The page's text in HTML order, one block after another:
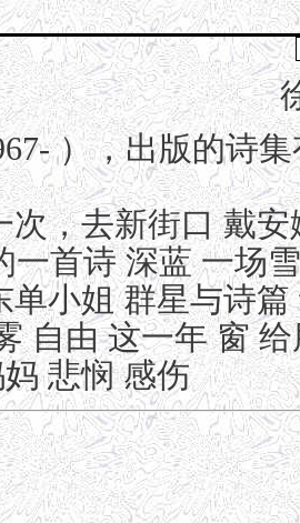
），出版的诗
次，去新街口 戴安
一首诗 深蓝 一场
单小姐 群星与诗篇
自由 这一年 窗 给
悲悯 感伤